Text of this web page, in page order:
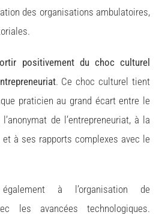
des organisations ambulatoires,
positivement du choc culturel
. Ce choc culturel tient
praticien au grand écart entre le
de l’entrepreneuriat, à la
à ses rapports complexes avec le
à l’organisation de
les avancées technologiques.